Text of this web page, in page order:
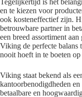
Tegelijkertijd is het
en te kiezen voor
ook kosteneffectief zijn.
betrouwbare partner in
een breed assortiment
Viking de perfecte balans
nooit hoeft in te boeten op
Viking staat bekend als
kantoorbenodigdheden
betaalbare en